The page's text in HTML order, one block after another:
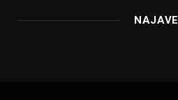
NAJAVE